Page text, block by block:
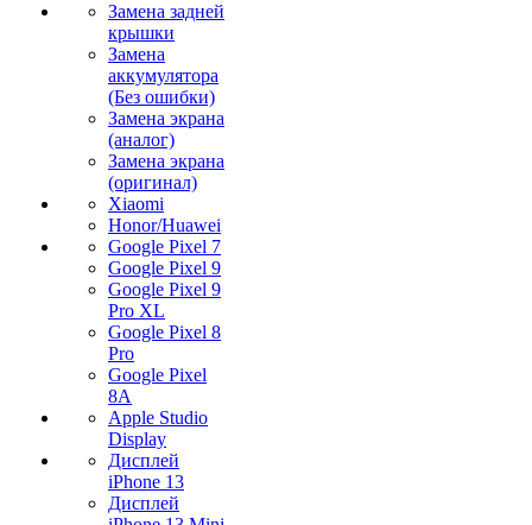
Замена задней
крышки
Замена
аккумулятора
(Без ошибки)
Замена экрана
(аналог)
Замена экрана
(оригинал)
Xiaomi
Honor/Huawei
Google Pixel 7
Google Pixel 9
Google Pixel 9
Pro XL
Google Pixel 8
Pro
Google Pixel
8A
Apple Studio
Display
Дисплей
iPhone 13
Дисплей